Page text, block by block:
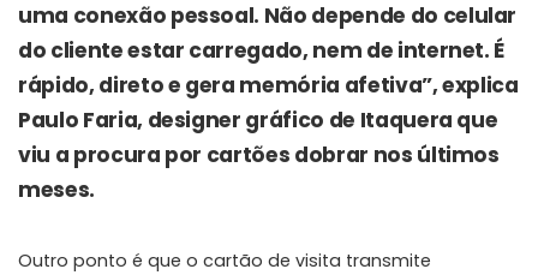
uma conexão pessoal. Não depende do celular
do cliente estar carregado, nem de internet. É
rápido, direto e gera memória afetiva”, explica
Paulo Faria, designer gráfico de Itaquera que
viu a procura por cartões dobrar nos últimos
meses.
Outro ponto é que o cartão de visita transmite